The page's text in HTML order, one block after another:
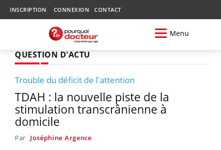
INSCRIPTION CONNEXION CONTACT
Menu
QUESTION D'ACTU
Trouble du déficit de l'attention
TDAH : la nouvelle piste de la
stimulation transcrânienne à
domicile
Par Joséphine Argence